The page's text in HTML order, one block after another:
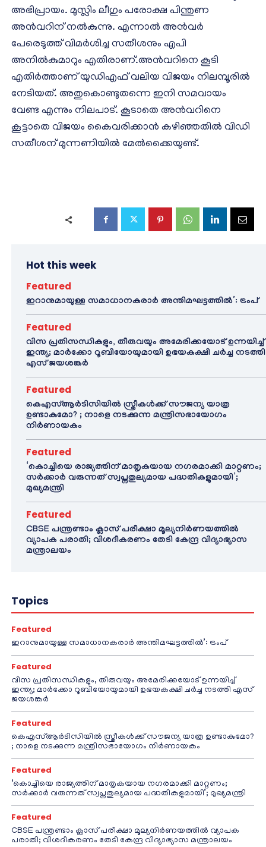
അഭിപ്രായം. മുസ്ലിം ലീഗും പരോക്ഷ പിന്തുണ
അൻവറിന് നൽകുന്നു. എന്നാൽ അൻവർ
പേരെടുത്ത് വിമർശിച്ച സതീശനും എപി
അനിൽകുമാറും എതിരാണ്.അൻവറിനെ കൂടി
എതിർത്താണ് യുഡിഎഫ് വലിയ വിജയം നിലമ്പൂരിൽ
നേടിയത്. അതുകൊണ്ടുതന്നെ ഇനി സമവായം
വേണ്ട എന്നും നിലപാട്. കൂടാതെ അൻവറിനെ
കൂട്ടാതെ വിജയം കൈവരിക്കാൻ കഴിഞ്ഞതിൽ വിഡി
സതീശന് മുന്നണിയിൽ മേൽക്കൈയുണ്ട്.
Hot this week
Featured
ഇറാനുമായുള്ള സമാധാനകരാർ അന്തിമഘട്ടത്തിൽ‌’: ട്രംപ്
Featured
വിസ പ്രതിസന്ധികളും, തീരുവയും അമേരിക്കയോട് ഉന്നയിച്ച്
ഇന്ത്യ; മാർക്കോ റൂബിയോയുമായി ഉഭയകക്ഷി ചർച്ച നടത്തി
എസ് ജയശങ്കർ
Featured
കെഎസ്ആർടിസിയിൽ സ്ത്രീകൾക്ക് സൗജന്യ യാത്ര
ഉണ്ടാകുമോ? ; നാളെ നടക്കുന്ന മന്ത്രിസഭായോഗം
നിർണായകം
Featured
‘കൊച്ചിയെ രാജ്യത്തിന് മാതൃകയായ നഗരമാക്കി മാറ്റണം;
സർക്കാർ വരുന്നത് സ്വപ്നതുല്യമായ പദ്ധതികളുമായി’;
മുഖ്യമന്ത്രി
Featured
CBSE പന്ത്രണ്ടാം ക്ലാസ് പരീക്ഷാ മൂല്യനിർണയത്തിൽ
വ്യാപക പരാതി; വിശദീകരണം തേടി കേന്ദ്ര വിദ്യാഭ്യാസ
മന്ത്രാലയം
Topics
Featured
ഇറാനുമായുള്ള സമാധാനകരാർ അന്തിമഘട്ടത്തിൽ‌’: ട്രംപ്
Featured
വിസ പ്രതിസന്ധികളും, തീരുവയും അമേരിക്കയോട് ഉന്നയിച്ച്
ഇന്ത്യ; മാർക്കോ റൂബിയോയുമായി ഉഭയകക്ഷി ചർച്ച നടത്തി എസ്
ജയശങ്കർ
Featured
കെഎസ്ആർടിസിയിൽ സ്ത്രീകൾക്ക് സൗജന്യ യാത്ര ഉണ്ടാകുമോ?
; നാളെ നടക്കുന്ന മന്ത്രിസഭായോഗം നിർണായകം
Featured
‘കൊച്ചിയെ രാജ്യത്തിന് മാതൃകയായ നഗരമാക്കി മാറ്റണം;
സർക്കാർ വരുന്നത് സ്വപ്നതുല്യമായ പദ്ധതികളുമായി’; മുഖ്യമന്ത്രി
Featured
CBSE പന്ത്രണ്ടാം ക്ലാസ് പരീക്ഷാ മൂല്യനിർണയത്തിൽ വ്യാപക
പരാതി; വിശദീകരണം തേടി കേന്ദ്ര വിദ്യാഭ്യാസ മന്ത്രാലയം